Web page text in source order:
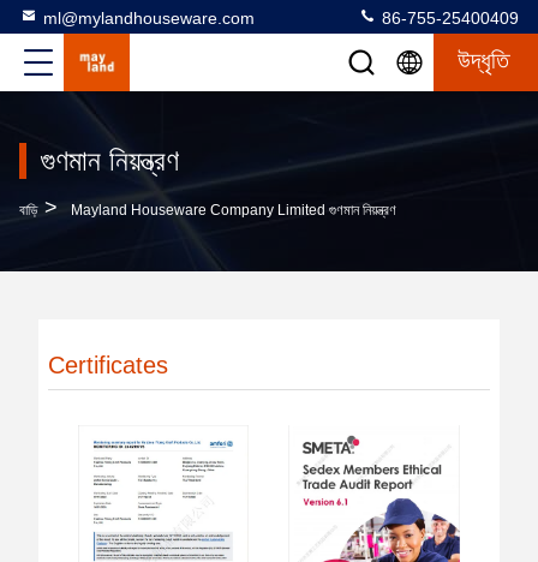
ml@mylandhouseware.com 86-755-25400409
উদ্ধৃতি
গুণমান নিয়ন্ত্রণ
বাড়ি > Mayland Houseware Company Limited গুণমান নিয়ন্ত্রণ
Certificates